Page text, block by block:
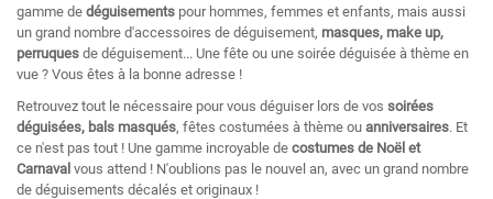
gamme de déguisements pour hommes, femmes et enfants, mais aussi
un grand nombre d'accessoires de déguisement, masques, make up,
perruques de déguisement... Une fête ou une soirée déguisée à thème en
vue ? Vous êtes à la bonne adresse !
Retrouvez tout le nécessaire pour vous déguiser lors de vos soirées
déguisées, bals masqués, fêtes costumées à thème ou anniversaires. Et
ce n'est pas tout ! Une gamme incroyable de costumes de Noël et
Carnaval vous attend ! N'oublions pas le nouvel an, avec un grand nombre
de déguisements décalés et originaux !